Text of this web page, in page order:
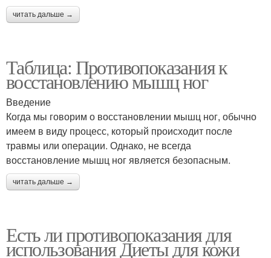
читать дальше →
Таблица: Противопоказания к
восстановлению мышц ног
Введение
Когда мы говорим о восстановлении мышц ног, обычно
имеем в виду процесс, который происходит после
травмы или операции. Однако, не всегда
восстановление мышц ног является безопасным.
читать дальше →
Есть ли противопоказания для
использования Диеты для кожи